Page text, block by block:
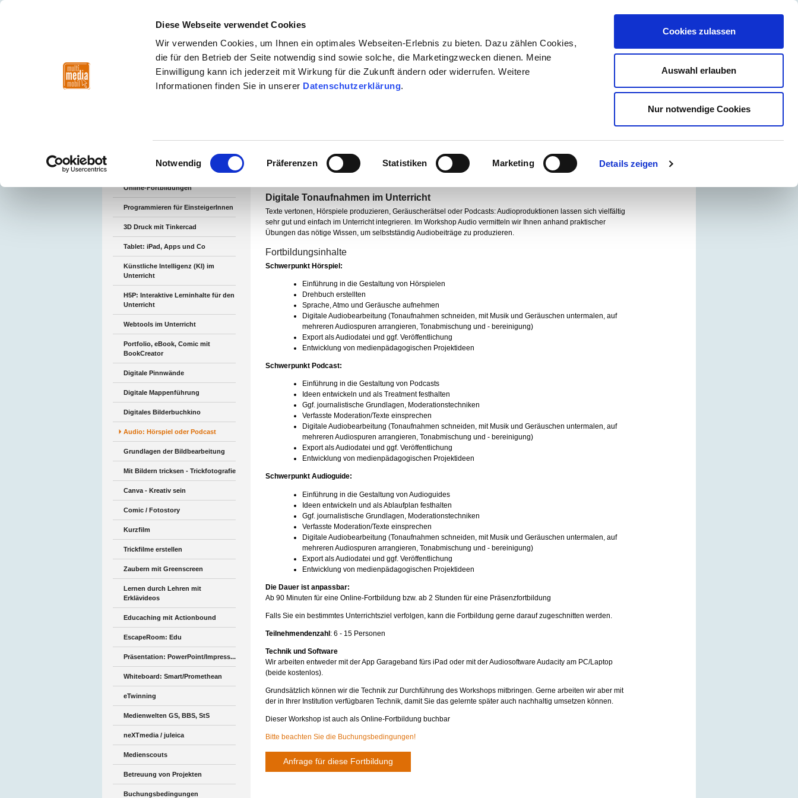
Diese Webseite verwendet Cookies
Wir verwenden Cookies, um Ihnen ein optimales Webseiten-Erlebnis zu bieten. Dazu zählen Cookies,
die für den Betrieb der Seite notwendig sind sowie solche, die Marketingzwecken dienen. Meine
Einwilligung kann ich jederzeit mit Wirkung für die Zukunft ändern oder widerrufen. Weitere
Informationen finden Sie in unserer Datenschutzerklärung.
Einwilligungsauswahl
Notwendig Präferenzen Statistiken Marketing Details zeigen
Cookies zulassen
Auswahl erlauben
Nur notwendige Cookies
Fortbildungsregion Nordwest Mitte Nordost Südost Süd Südwest Über uns
Online-Fortbildungen
Programmieren für EinsteigerInnen
3D Druck mit Tinkercad
Tablet: iPad, Apps und Co
Künstliche Intelligenz (KI) im
Unterricht
H5P: Interaktive Lerninhalte für den
Unterricht
Webtools im Unterricht
Portfolio, eBook, Comic mit
BookCreator
Digitale Pinnwände
Digitale Mappenführung
Digitales Bilderbuchkino
Audio: Hörspiel oder Podcast
Grundlagen der Bildbearbeitung
Mit Bildern tricksen - Trickfotografie
Canva - Kreativ sein
Comic / Fotostory
Kurzfilm
Trickfilme erstellen
Zaubern mit Greenscreen
Lernen durch Lehren mit
Erklävideos
Educaching mit Actionbound
EscapeRoom: Edu
Präsentation: PowerPoint/Impress...
Whiteboard: Smart/Promethean
eTwinning
Medienwelten GS, BBS, StS
neXTmedia / juleica
Medienscouts
Betreuung von Projekten
Buchungsbedingungen
Digitale Tonaufnahmen im Unterricht
Texte vertonen, Hörspiele produzieren, Geräuscherätsel oder Podcasts: Audioproduktionen lassen sich vielfältig
sehr gut und einfach im Unterricht integrieren. Im Workshop Audio vermitteln wir Ihnen anhand praktischer
Übungen das nötige Wissen, um selbstständig Audiobeiträge zu produzieren.
Fortbildungsinhalte
Schwerpunkt Hörspiel:
Einführung in die Gestaltung von Hörspielen
Drehbuch erstellten
Sprache, Atmo und Geräusche aufnehmen
Digitale Audiobearbeitung (Tonaufnahmen schneiden, mit Musik und Geräuschen untermalen, auf
mehreren Audiospuren arrangieren, Tonabmischung und - bereinigung)
Export als Audiodatei und ggf. Veröffentlichung
Entwicklung von medienpädagogischen Projektideen
Schwerpunkt Podcast:
Einführung in die Gestaltung von Podcasts
Ideen entwickeln und als Treatment festhalten
Ggf. journalistische Grundlagen, Moderationstechniken
Verfasste Moderation/Texte einsprechen
Digitale Audiobearbeitung (Tonaufnahmen schneiden, mit Musik und Geräuschen untermalen, auf
mehreren Audiospuren arrangieren, Tonabmischung und - bereinigung)
Export als Audiodatei und ggf. Veröffentlichung
Entwicklung von medienpädagogischen Projektideen
Schwerpunkt Audioguide:
Einführung in die Gestaltung von Audioguides
Ideen entwickeln und als Ablaufplan festhalten
Ggf. journalistische Grundlagen, Moderationstechniken
Verfasste Moderation/Texte einsprechen
Digitale Audiobearbeitung (Tonaufnahmen schneiden, mit Musik und Geräuschen untermalen, auf
mehreren Audiospuren arrangieren, Tonabmischung und - bereinigung)
Export als Audiodatei und ggf. Veröffentlichung
Entwicklung von medienpädagogischen Projektideen
Die Dauer ist anpassbar:
Ab 90 Minuten für eine Online-Fortbildung bzw. ab 2 Stunden für eine Präsenzfortbildung
Falls Sie ein bestimmtes Unterrichtsziel verfolgen, kann die Fortbildung gerne darauf zugeschnitten werden.
Teilnehmendenzahl: 6 - 15 Personen
Technik und Software
Wir arbeiten entweder mit der App Garageband fürs iPad oder mit der Audiosoftware Audacity am PC/Laptop
(beide kostenlos).
Grundsätzlich können wir die Technik zur Durchführung des Workshops mitbringen. Gerne arbeiten wir aber mit
der in Ihrer Institution verfügbaren Technik, damit Sie das gelernte später auch nachhaltig umsetzen können.
Dieser Workshop ist auch als Online-Fortbildung buchbar
Bitte beachten Sie die Buchungsbedingungen!
Anfrage für diese Fortbildung
Ihre Ansprechpersonen
Bianca Kühn / Nils Dunsche